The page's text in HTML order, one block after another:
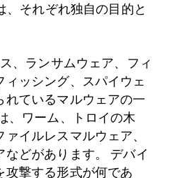
それぞれ独自の目的と
、ランサムウェア、フィ
ィッシング、スパイウェ
れているマルウェアの一
、ワーム、トロイの木
イルレスマルウェア、
どがあります。 デバイ
攻撃する形式が何であ